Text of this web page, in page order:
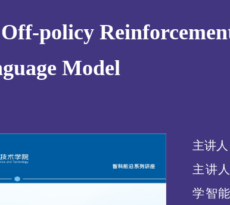
policy
Model
主讲
主讲
学智